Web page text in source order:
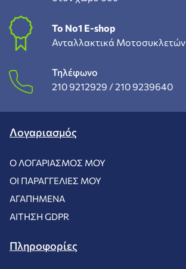
To Νο1 Ε-shop
Ανταλλακτικά Μοτοσυκλετών
Τηλέφωνο
210 9212929 /210 9239640
Λογαριασμός
Ο ΛΟΓΑΡΙΑΣΜΌΣ ΜΟΥ
ΟΙ ΠΑΡΑΓΓΕΛΊΕΣ ΜΟΥ
ΑΓΑΠΗΜΈΝΑ
ΑΊΤΗΣΗ GDPR
Πληροφορίες